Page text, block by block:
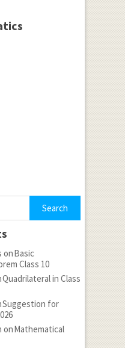
onBasic
Class 10
Quadrilateral in Class
Suggestion for
onMathematical